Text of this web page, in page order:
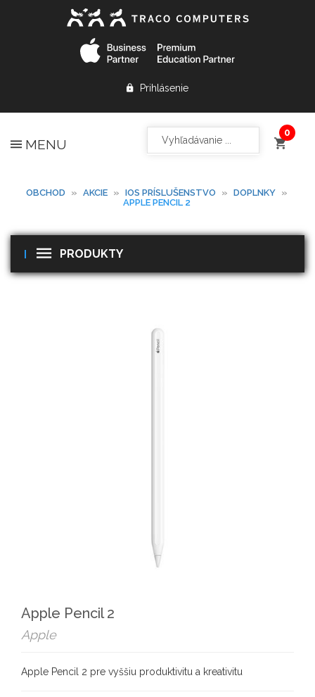
Prihlásenie
MENU
OBCHOD » AKCIE » IOS PRÍSLUŠENSTVO » DOPLNKY »
APPLE PENCIL 2
PRODUKTY
Apple Pencil 2
Apple
Apple Pencil 2 pre vyššiu produktivitu a kreativitu